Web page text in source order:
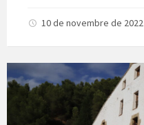
10 de novembre de 2022